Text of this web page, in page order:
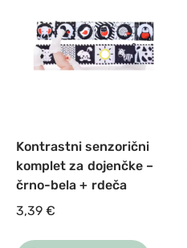
Kontrastni senzorični
komplet za dojenčke –
črno-bela + rdeča
3,39€